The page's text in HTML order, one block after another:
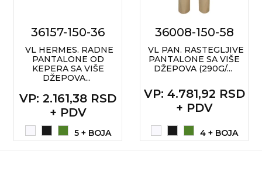
36157-150-36
VL HERMES. RADNE
PANTALONE OD
KEPERA SA VIŠE
DŽEPOVA...
VP: 2.161,38 RSD
+ PDV
5 + BOJA
36008-150-58
VL PAN. RASTEGLJIVE
PANTALONE SA VIŠE
DŽEPOVA (290G/...
VP: 4.781,92 RSD
+ PDV
4 + BOJA